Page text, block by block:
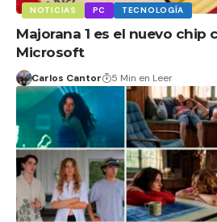
NOTICIAS PC TECNOLOGÍA
Majorana 1 es el nuevo chip
Microsoft
Carlos Cantor 5 Min en Leer